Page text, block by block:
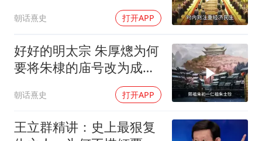
朝话熹史 打开APP
好好的明太宗 朱厚熜为何
要将朱棣的庙号改为成
朝话熹史 打开APP
王立群精讲：史上最狠复